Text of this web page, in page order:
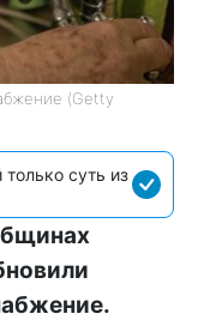
(Getty
суть из